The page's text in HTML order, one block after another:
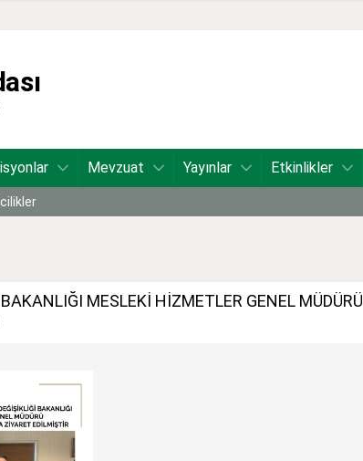
Mevzuat Yayınlar Etkinlikler
MESLEKİ HİZMETLER GENEL MÜDÜRÜ